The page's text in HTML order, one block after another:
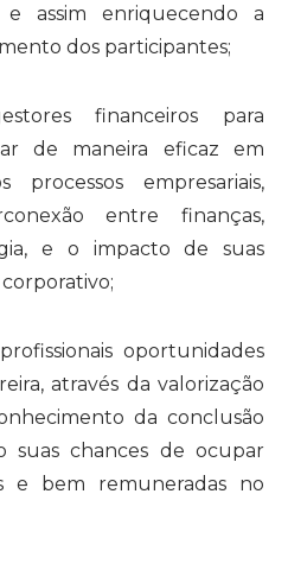
assim enriquecendo a
dos participantes;
financeiros para
de maneira eficaz em
processos empresariais,
entre finanças,
e o impacto de suas
oportunidades
através da valorização
da conclusão
suas chances de ocupar
e bem remuneradas no